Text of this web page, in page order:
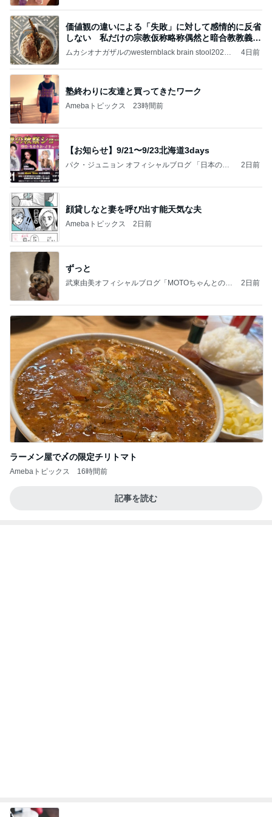
価値観の違いによる「失敗」に対して感情的に反省
しない 私だけの宗教仮称略称偶然と暗合教教義候
補
ムカシオナガザルのwesternblack brain stool2024
ガザル
4日前
塾終わりに友達と買ってきたワーク
Amebaトピックス 23時間前
【お知らせ】9/21〜9/23北海道3days
パク・ジュニョン オフィシャルブログ 「日本の
2日前
顔貸しなと妻を呼び出す能天気な夫
Amebaトピックス 2日前
ずっと
武東由美オフィシャルブログ「MOTOちゃんとのは
2日前
ラーメン屋で〆の限定チリトマト
Amebaトピックス 16時間前
記事を読む